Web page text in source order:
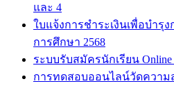
และ 4
ใบแจ้งการชำระเงินเพื่อบำรุ
การศึกษา 2568
ระบบรับสมัครนักเรียน
การทดสอบออนไลน์วัดควา